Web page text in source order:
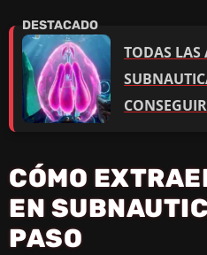
TODAS LAS
CÓMO
EN
PASO